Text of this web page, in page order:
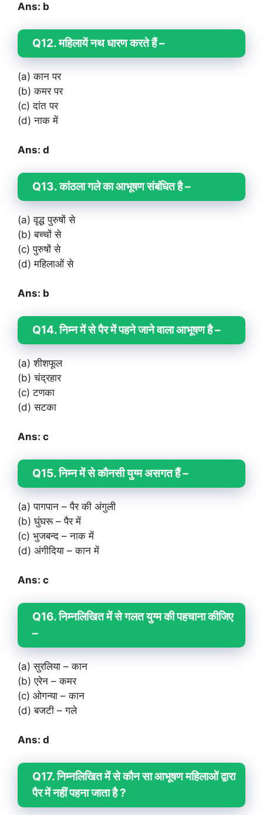
Ans: b
Q12. महिलायें नथ धारण करते हैं –
(a) कान पर
(b) कमर पर
(c) दांत पर
(d) नाक में
Ans: d
Q13. कांठला गले का आभूषण संबंधित है –
(a) वृद्ध पुरुषों से
(b) बच्चों से
(c) पुरुषों से
(d) महिलाओं से
Ans: b
Q14. निम्न में से पैर में पहने जाने वाला आभूषण है –
(a) शीशफूल
(b) चंद्रहार
(c) टणका
(d) सटका
Ans: c
Q15. निम्न में से कौनसी युग्म असगत हैं –
(a) पागपान – पैर की अंगुली
(b) घुंघरू – पैर में
(c) भुजबन्द – नाक में
(d) अंगीदिया – कान में
Ans: c
Q16. निम्नलिखित में से गलत युग्म की पहचाना कीजिए
–
(a) सुरलिया – कान
(b) एरेन – कमर
(c) ओगन्या – कान
(d) बजटी – गले
Ans: d
Q17. निम्नलिखित में से कौन सा आभूषण महिलाओं द्वारा
पैर में नहीं पहना जाता है ?